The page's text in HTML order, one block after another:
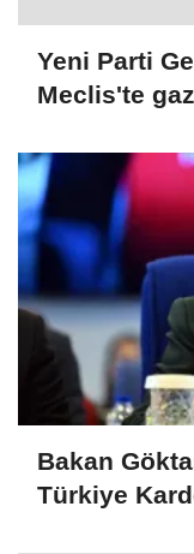
Yeni Parti
Meclis'te
Bakan
Türkiye